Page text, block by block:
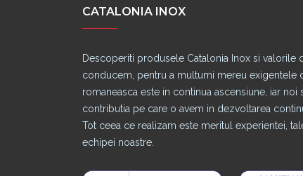
CATALONIA INOX
Descoperiti produsele Catalonia Inox si valorile
conducem, pentru a multumi mereu exigentele
romaneasca este in continua ascensiune, iar
contributia pe care o avem in dezvoltarea
Tot ceea ce realizam este meritul experientei,
echipei noastre.